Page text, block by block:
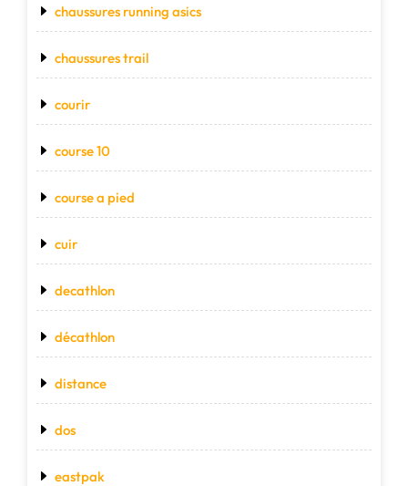
chaussures running asics
chaussures trail
courir
course 10
course a pied
cuir
decathlon
décathlon
distance
dos
eastpak